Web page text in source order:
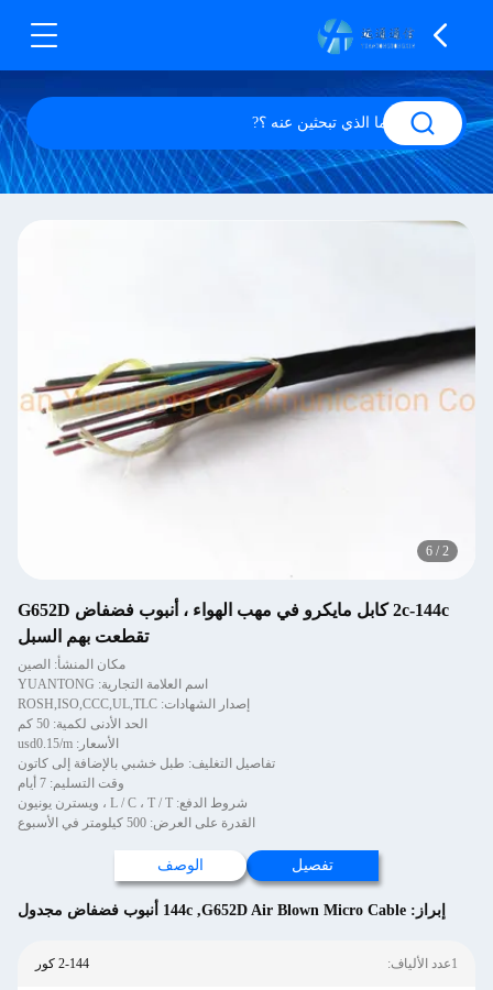
/
6
2c-144c كابل مايكرو في مهب الهواء ، أنبوب فضفاض G652D
تقطعت بهم السبل
مكان المنشأ: الصين
اسم العلامة التجارية: YUANTONG
إصدار الشهادات: ROSH,ISO,CCC,UL,TLC
الحد الأدنى لكمية: 50 كم
الأسعار: usd0.15/m
تفاصيل التغليف: طبل خشبي بالإضافة إلى كاتون
وقت التسليم: 7 أيام
شروط الدفع: L / C ، T / T ، ويسترن يونيون
القدرة على العرض: 500 كيلومتر في الأسبوع
تفصيل الوصف
إبراز:G652D Air Blown Micro Cable
,144c أنبوب فضفاض مجدول
2-144 كور